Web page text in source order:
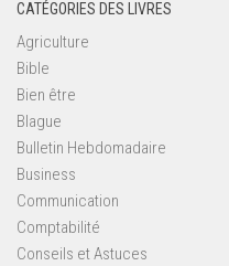
CATÉGORIES DES LIVRES
Agriculture
Bible
Bien être
Blague
Bulletin Hebdomadaire
Business
Communication
Comptabilité
Conseils et Astuces